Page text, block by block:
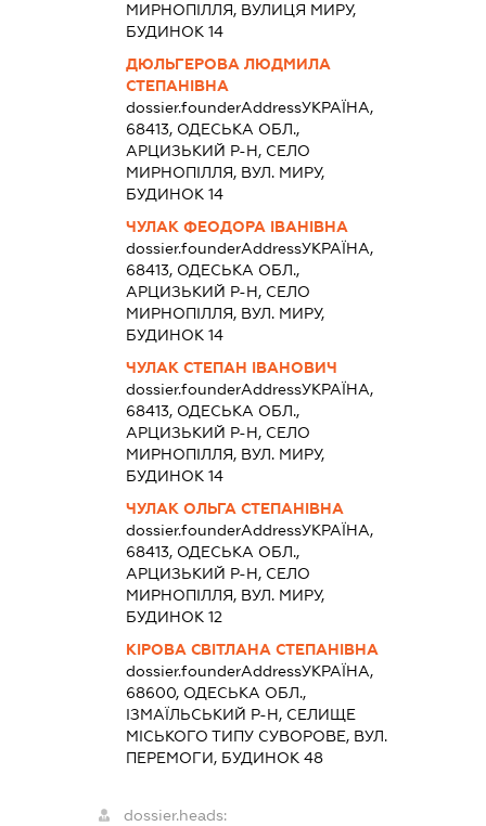
МИРНОПІЛЛЯ, ВУЛИЦЯ МИРУ,
БУДИНОК 14
ДЮЛЬГЕРОВА ЛЮДМИЛА
СТЕПАНІВНА
dossier.founderAddressУКРАЇНА,
68413, ОДЕСЬКА ОБЛ.,
АРЦИЗЬКИЙ Р-Н, СЕЛО
МИРНОПІЛЛЯ, ВУЛ. МИРУ,
БУДИНОК 14
ЧУЛАК ФЕОДОРА ІВАНІВНА
dossier.founderAddressУКРАЇНА,
68413, ОДЕСЬКА ОБЛ.,
АРЦИЗЬКИЙ Р-Н, СЕЛО
МИРНОПІЛЛЯ, ВУЛ. МИРУ,
БУДИНОК 14
ЧУЛАК СТЕПАН ІВАНОВИЧ
dossier.founderAddressУКРАЇНА,
68413, ОДЕСЬКА ОБЛ.,
АРЦИЗЬКИЙ Р-Н, СЕЛО
МИРНОПІЛЛЯ, ВУЛ. МИРУ,
БУДИНОК 14
ЧУЛАК ОЛЬГА СТЕПАНІВНА
dossier.founderAddressУКРАЇНА,
68413, ОДЕСЬКА ОБЛ.,
АРЦИЗЬКИЙ Р-Н, СЕЛО
МИРНОПІЛЛЯ, ВУЛ. МИРУ,
БУДИНОК 12
КІРОВА СВІТЛАНА СТЕПАНІВНА
dossier.founderAddressУКРАЇНА,
68600, ОДЕСЬКА ОБЛ.,
ІЗМАЇЛЬСЬКИЙ Р-Н, СЕЛИЩЕ
МІСЬКОГО ТИПУ СУВОРОВЕ, ВУЛ.
ПЕРЕМОГИ, БУДИНОК 48
dossier.heads: